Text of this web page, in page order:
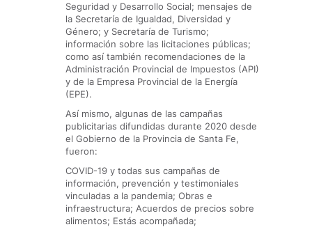
Seguridad y Desarrollo Social; mensajes de
la Secretaría de Igualdad, Diversidad y
Género; y Secretaría de Turismo;
información sobre las licitaciones públicas;
como así también recomendaciones de la
Administración Provincial de Impuestos (API)
y de la Empresa Provincial de la Energía
(EPE).
Así mismo, algunas de las campañas
publicitarias difundidas durante 2020 desde
el Gobierno de la Provincia de Santa Fe,
fueron:
COVID-19 y todas sus campañas de
información, prevención y testimoniales
vinculadas a la pandemia; Obras e
infraestructura; Acuerdos de precios sobre
alimentos; Estás acompañada;